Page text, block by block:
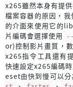
x265雖然本身有提
檔案容器的原因，
的介面來使用它的
片編碼會選擇使用
or)控制影片畫質，
x265指令工具還有
快速設定x265編碼
eset由快到慢可以分